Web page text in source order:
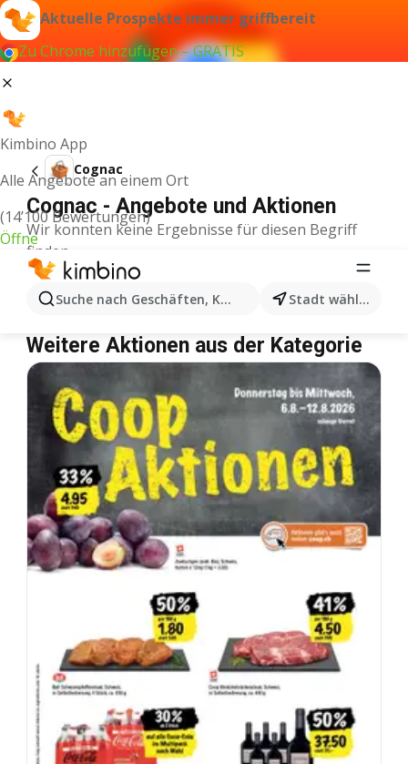
Aktuelle Prospekte immer griffbereit
Zu Chrome hinzufügen – GRATIS
Kimbino App
Alle Angebote an einem Ort
(14’100 Bewertungen)
Öffne
Suche nach Geschäften, Kategorien, Produkten...
Stadt wählen
Cognac
Cognac - Angebote und Aktionen
Wir konnten keine Ergebnisse für diesen Begriff
finden.
Cognac im Angebot – Wo einkaufen?
DennerCognac CoopCognac
Weitere Aktionen aus der Kategorie